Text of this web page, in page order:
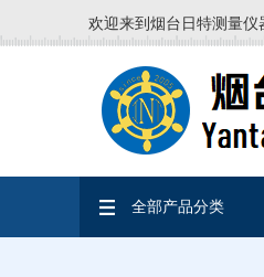
欢迎来到烟台日特测量仪
全部产品分类